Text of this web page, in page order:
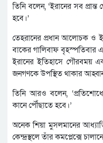
তিনি বলেন, ‘ইরানের সব
হবে।’
তেহরানের প্রধান আলোচক ও
বাকের গালিবাফ বৃহস্পতিবার
ইরানের ইতিহাসে গৌরবময়
জনগণকে উপস্থিত থাকার
তিনি আরও বলেন,
কানে পৌঁছাতে হবে।’
অনেক শিয়া মুসলমানের
কেন্দ্রস্থলে তাঁর কমপ্লেক্সে